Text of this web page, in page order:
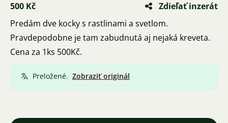
500 Kč
Zdieľať inzerát
Predám dve kocky s rastlinami a svetlom.
Pravdepodobne je tam zabudnutá aj nejaká kreveta.
Cena za 1ks 500Kč.
Preložené. Zobraziť originál